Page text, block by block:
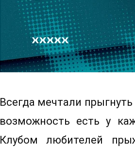
Всегда мечтали
возможность есть у
Клубом любителей